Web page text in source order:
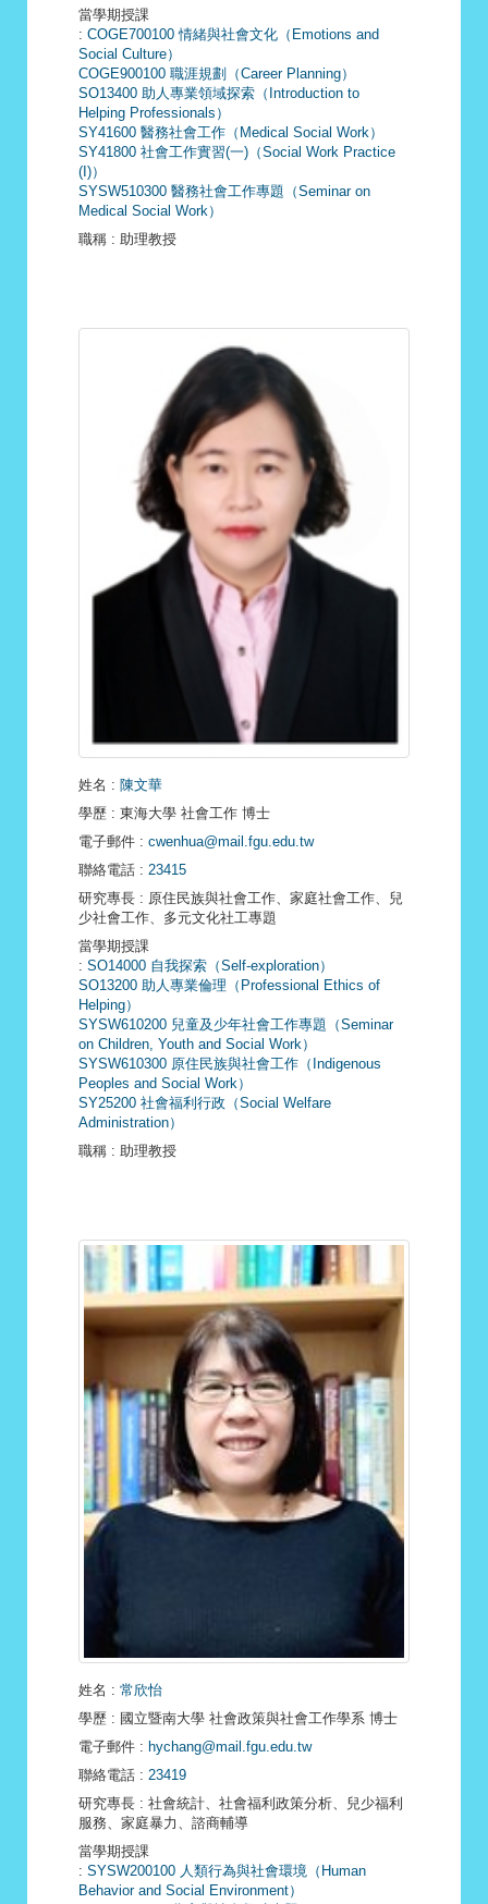
當學期授課
: COGE700100 情緒與社會文化（Emotions and
Social Culture）
COGE900100 職涯規劃（Career Planning）
SO13400 助人專業領域探索（Introduction to
Helping Professionals）
SY41600 醫務社會工作（Medical Social Work）
SY41800 社會工作實習(一)（Social Work Practice
(I)）
SYSW510300 醫務社會工作專題（Seminar on
Medical Social Work）
職稱 : 助理教授
姓名 : 陳文華
學歷 : 東海大學 社會工作 博士
電子郵件 : cwenhua@mail.fgu.edu.tw
聯絡電話 : 23415
研究專長 : 原住民族與社會工作、家庭社會工作、兒
少社會工作、多元文化社工專題
當學期授課
: SO14000 自我探索（Self-exploration）
SO13200 助人專業倫理（Professional Ethics of
Helping）
SYSW610200 兒童及少年社會工作專題（Seminar
on Children, Youth and Social Work）
SYSW610300 原住民族與社會工作（Indigenous
Peoples and Social Work）
SY25200 社會福利行政（Social Welfare
Administration）
職稱 : 助理教授
姓名 : 常欣怡
學歷 : 國立暨南大學 社會政策與社會工作學系 博士
電子郵件 : hychang@mail.fgu.edu.tw
聯絡電話 : 23419
研究專長 : 社會統計、社會福利政策分析、兒少福利
服務、家庭暴力、諮商輔導
當學期授課
: SYSW200100 人類行為與社會環境（Human
Behavior and Social Environment）